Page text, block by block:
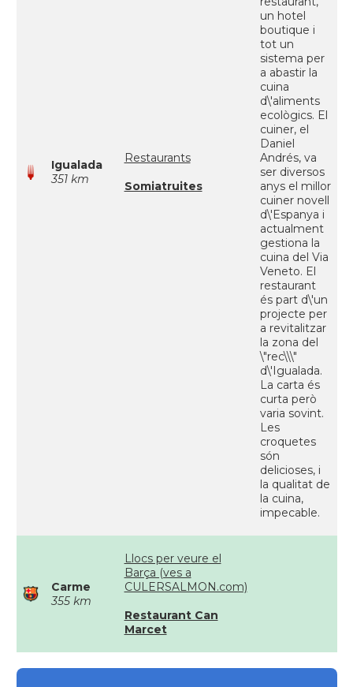
Igualada
351 km
Restaurants
Somiatruites
un hotel
boutique i
tot un
sistema per
a abastir la
cuina
d\'aliments
ecològics. El
cuiner, el
Daniel
Andrés, va
ser diversos
anys el millor
cuiner novell
d\'Espanya i
actualment
gestiona la
cuina del Via
Veneto. El
restaurant
és part d\'un
projecte per
a revitalitzar
la zona del
\"rec\\\"
d\'Igualada.
La carta és
curta però
varia sovint.
Les
croquetes
són
delicioses, i
la qualitat de
la cuina,
impecable.
Carme
355 km
Llocs per veure el
Barça (ves a
CULERSALMON.com)
Restaurant Can
Marcet